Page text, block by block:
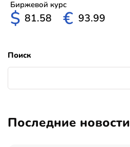
Биржевой курс
$ 81.58 € 93.99
Поиск
Последние новости